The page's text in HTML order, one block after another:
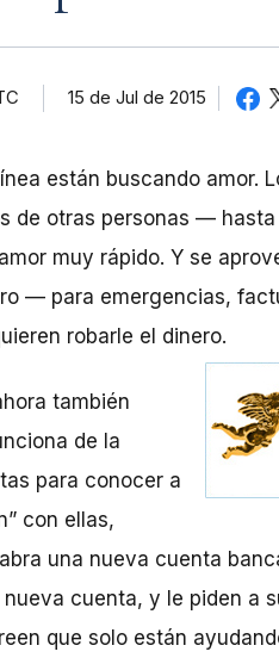
15 de Jul de 2015
están buscando amor.
de otras personas —
muy rápido. Y se
— para emergencias,
robarle el dinero.
también
de la
para conocer a
con ellas,
una nueva cuenta
cuenta, y le piden a
que solo están